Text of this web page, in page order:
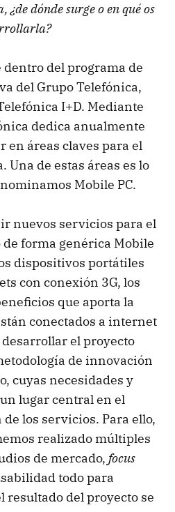
¿de dónde surge o en qué os
dentro del programa de
del Grupo Telefónica,
I+D. Mediante
dedica anualmente
en áreas claves para el
Una de estas áreas es lo
Mobile PC.
nuevos servicios para el
forma genérica Mobile
dispositivos portátiles
con conexión 3G, los
que aporta la
conectados a internet
el proyecto
de innovación
cuyas necesidades y
lugar central en el
los servicios. Para ello,
realizado múltiples
de mercado, focus
todo para
resultado del proyecto se